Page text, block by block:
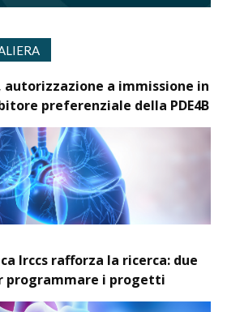
autorizzazione a immissione in
preferenziale della PDE4B
Irccs rafforza la ricerca: due
programmare i progetti